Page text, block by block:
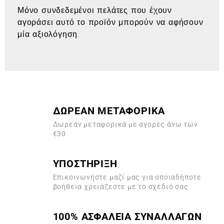
Μόνο συνδεδεμένοι πελάτες που έχουν
αγοράσει αυτό το προϊόν μπορούν να αφήσουν
μία αξιολόγηση.
ΔΩΡΕΑΝ ΜΕΤΑΦΟΡΙΚΑ
Δωρεάν μεταφορικά με αγορές άνω των
€30
ΥΠΟΣΤΗΡΙΞΗ
Επικοινωνήστε μαζί μας για οποιαδήποτε
βοήθεια χρειάζεστε με το σχέδιό σας
100% ΑΣΦΑΛΕΙΑ ΣΥΝΑΛΛΑΓΩΝ